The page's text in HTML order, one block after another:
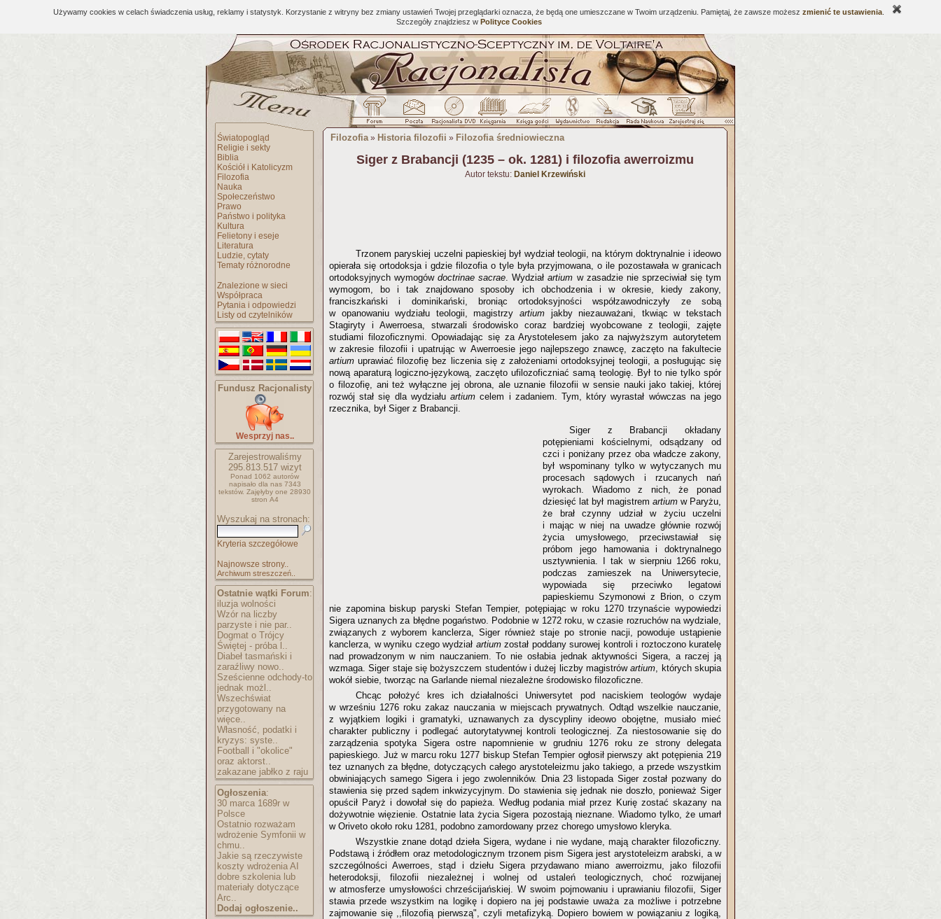
Używamy cookies w celach świadczenia usług, reklamy i statystyk. Korzystanie z witryny bez zmiany ustawień Twojej przeglądarki oznacza, że będą one umieszczane w Twoim urządzeniu. Pamiętaj, że zawsze możesz zmienić te ustawienia
Szczegóły znajdziesz w Polityce Cookies
Światopogląd
Religie i sekty
Biblia
Kościół i Katolicyzm
Filozofia
Nauka
Społeczeństwo
Prawo
Państwo i polityka
Kultura
Felietony i eseje
Literatura
Ludzie, cytaty
Tematy różnorodne
Znalezione w sieci
Współpraca
Pytania i odpowiedzi
Listy od czytelników
Fundusz Racjonalisty
Wesprzyj nas..
Zarejestrowaliśmy
295.813.517wizyt
Ponad 1062 autorów
napisało dla nas 7343
tekstów. Zajęłyby one 28930
stron A4
Wyszukaj na stronach:
Kryteria szczegółowe
Najnowsze strony..
Archiwum streszczeń..
Ostatnie wątki Forum:
iluzja wolności
Wzór na liczby
parzyste i nie par..
Dogmat o Trójcy
Świętej - próba l..
Diabeł tasmański i
zaraźliwy nowo..
Sześcienne odchody-to
jednak możl..
Wszechświat
przygotowany na
więce..
Własność, podatki i
kryzys: syste..
Football i "okolice"
oraz aktorst..
zakazane jabłko z raju
Ogłoszenia:
30 marca 1689r w
Polsce
Ostatnio rozważam
wdrożenie Symfonii w
chmu..
Jakie są rzeczywiste
koszty wdrożenia AI
dobre szkolenia lub
materiały dotyczące
Arc..
Dodaj ogłoszenie..
Filozofia» Historia filozofii » Filozofia średniowieczna
Siger z Brabancji (1235 – ok. 1281) i filozofia awerroizmu
Autor tekstu: Daniel Krzewiński
Trzonem paryskiej uczelni papieskiej był wydział teologii, na którym doktrynalnie i ideowo
opierała się ortodoksja i gdzie filozofia o tyle była przyjmowana, o ile pozostawała w granicach
ortodoksyjnych wymogówdoctrinae sacrae. Wydziałartium w zasadzie nie sprzeciwiał się tym
wymogom, bo i tak znajdowano sposoby ich obchodzenia i w okresie, kiedy zakony,
franciszkański i dominikański, broniąc ortodoksyjności współzawodniczyły ze sobą
w opanowaniu wydziału teologii, magistrzy artium jakby niezauważani, tkwiąc w tekstach
Stagiryty i Awerroesa, stwarzali środowisko coraz bardziej wyobcowane z teologii, zajęte
studiami filozoficznymi. Opowiadając się za Arystotelesem jako za najwyższym autorytetem
w zakresie filozofii i upatrując w Awerroesie jego najlepszego znawcę, zaczęto na fakultecie
artium uprawiać filozofię bez liczenia się z założeniami ortodoksyjnej teologii, a posługując się
nową aparaturą logiczno-językową, zaczęto ufilozoficzniać samą teologię. Był to nie tylko spór
o filozofię, ani też wyłączne jej obrona, ale uznanie filozofii w sensie nauki jako takiej, której
rozwój stał się dla wydziałuartium celem i zadaniem. Tym, który wyrastał wówczas na jego
rzecznika, był Siger z Brabancji.
Siger z Brabancji okładany
potępieniami kościelnymi, odsądzany od
czci i poniżany przez oba władcze zakony,
był wspominany tylko w wytyczanych mu
procesach sądowych i rzucanych nań
wyrokach. Wiadomo z nich, że ponad
dziesięć lat był magistrem artiumw Paryżu,
że brał czynny udział w życiu uczelni
i mając w niej na uwadze głównie rozwój
życia umysłowego, przeciwstawiał się
próbom jego hamowania i doktrynalnego
usztywnienia. I tak w sierpniu 1266 roku,
podczas zamieszek na Uniwersytecie,
wypowiada się przeciwko legatowi
papieskiemu Szymonowi z Brion, o czym
nie zapomina biskup paryski Stefan Tempier, potępiając w roku 1270 trzynaście wypowiedzi
Sigera uznanych za błędne pogaństwo. Podobnie w 1272 roku, w czasie rozruchów na wydziale,
związanych z wyborem kanclerza, Siger również staje po stronie nacji, powoduje ustąpienie
kanclerza, w wyniku czego wydział artiumzostał poddany surowej kontroli i roztoczono kuratelę
nad prowadzonym w nim nauczaniem. To nie osłabia jednak aktywności Sigera, a raczej ją
wzmaga. Siger staje się bożyszczem studentów i dużej liczby magistrówartium, których skupia
wokół siebie, tworząc na Garlande niemal niezależne środowisko filozoficzne.
Chcąc położyć kres ich działalności Uniwersytet pod naciskiem teologów wydaje
w wrześniu 1276 roku zakaz nauczania w miejscach prywatnych. Odtąd wszelkie nauczanie,
z wyjątkiem logiki i gramatyki, uznawanych za dyscypliny ideowo obojętne, musiało mieć
charakter publiczny i podlegać autorytatywnej kontroli teologicznej. Za niestosowanie się do
zarządzenia spotyka Sigera ostre napomnienie w grudniu 1276 roku ze strony delegata
papieskiego. Już w marcu roku 1277 biskup Stefan Tempier ogłosił pierwszy akt potępienia 219
tez uznanych za błędne, dotyczących całego arystoteleizmu jako takiego, a przede wszystkim
obwiniających samego Sigera i jego zwolenników. Dnia 23 listopada Siger został pozwany do
stawienia się przed sądem inkwizycyjnym. Do stawienia się jednak nie doszło, ponieważ Siger
opuścił Paryż i dowołał się do papieża. Według podania miał przez Kurię zostać skazany na
dożywotnie więzienie. Ostatnie lata życia Sigera pozostają nieznane. Wiadomo tylko, że umarł
w Oriveto około roku 1281, podobno zamordowany przez chorego umysłowo kleryka.
Wszystkie znane dotąd dzieła Sigera, wydane i nie wydane, mają charakter filozoficzny.
Podstawą i źródłem oraz metodologicznym trzonem pism Sigera jest arystoteleizm arabski, a w
szczególności Awerroes, stąd i dziełu Sigera przydawano miano awerroizmu, jako filozofii
heterodoksji, filozofii niezależnej i wolnej od ustaleń teologicznych, choć rozwijanej
w atmosferze umysłowości chrześcijańskiej. W swoim pojmowaniu i uprawianiu filozofii, Siger
stawia przede wszystkim na logikę i dopiero na jej podstawie uważa za możliwe i potrzebne
zajmowanie się ,,filozofią pierwszą", czyli metafizyką. Dopiero bowiem w powiązaniu z logiką,